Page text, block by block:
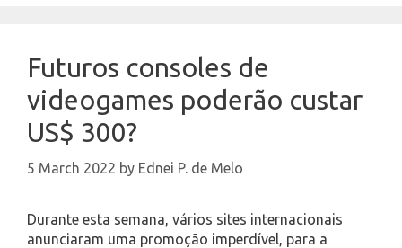
Futuros consoles de
videogames poderão custar
US$ 300?
5 March 2022 by Ednei P. de Melo
Durante esta semana, vários sites internacionais
anunciaram uma promoção imperdível, para a